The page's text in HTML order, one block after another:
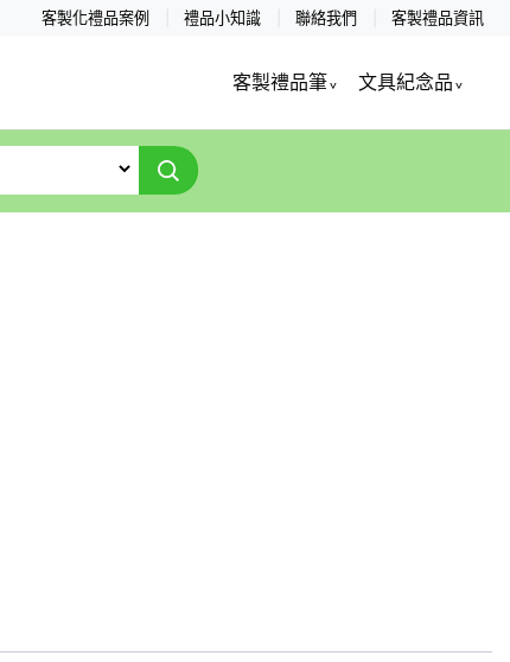
客製化禮品案例 禮品小知識 聯絡我們 客製禮品資訊
客製禮品筆 文具紀念品